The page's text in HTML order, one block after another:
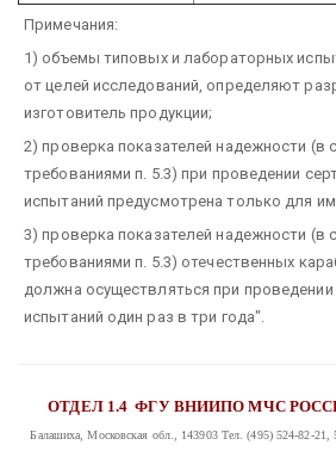
Примечания:
1) объемы типовых и лабораторных
от целей исследований, определяют
изготовитель продукции;
2) проверка показателей надежности (в
требованиями п. 5.3) при проведении
испытаний предусмотрена только для
3) проверка показателей надежности (в
требованиями п. 5.3) отечественных
должна осуществляться при проведении
испытаний один раз в три года".
ОТДЕЛ 1.4ФГУ ВНИИПО МЧС
Балашиха, Московская обл., 143903Тел. (495) 524-82-